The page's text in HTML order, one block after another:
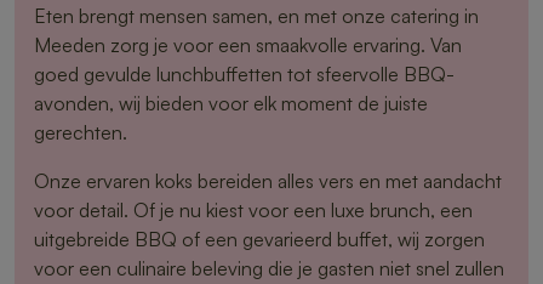
Eten brengt mensen samen, en met onze catering in
Meeden zorg je voor een smaakvolle ervaring. Van
goed gevulde lunchbuffetten tot sfeervolle BBQ-
avonden, wij bieden voor elk moment de juiste
gerechten.
Onze ervaren koks bereiden alles vers en met aandacht
voor detail. Of je nu kiest voor een luxe brunch, een
uitgebreide BBQ of een gevarieerd buffet, wij zorgen
voor een culinaire beleving die je gasten niet snel zullen